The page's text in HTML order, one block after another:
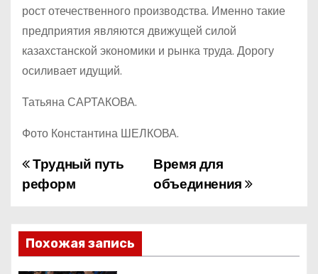
рост отечественного производства. Именно такие
предприятия являются движущей силой
казахстанской экономики и рынка труда. Дорогу
осиливает идущий.
Татьяна САРТАКОВА.
Фото Константина ШЕЛКОВА.
Н
а
в
и
Время для
объединения
Трудный путь
реформ
Похожая запись